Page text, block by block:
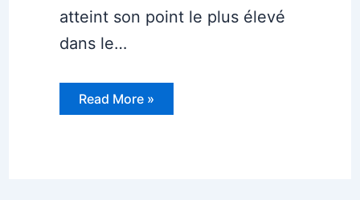
atteint son point le plus élevé
dans le…
Read More »